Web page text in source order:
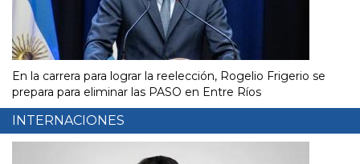
En la carrera para lograr la reelección, Rogelio Frigerio se
prepara para eliminar las PASO en Entre Ríos
INTERNACIONES